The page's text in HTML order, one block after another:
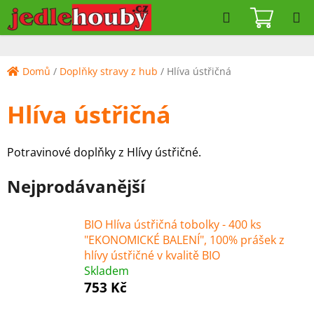
Přejít
na
obsah
Hledat
KOŠÍK
Domů / Doplňky stravy z hub / Hlíva ústřičná
Hlíva ústřičná
Potravinové doplňky z Hlívy ústřičné.
Nejprodávanější
BIO Hlíva ústřičná tobolky - 400 ks
"EKONOMICKÉ BALENÍ", 100% prášek z
hlívy ústřičné v kvalitě BIO
Skladem
753 Kč